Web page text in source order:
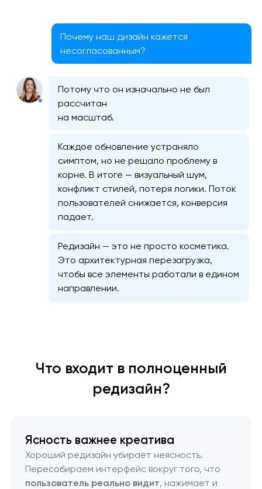
Почему наш дизайн кажется
несогласованным?
Потому что он изначально не был
рассчитан
на масштаб.
Каждое обновление устраняло
симптом, но не решало проблему в
корне. В итоге — визуальный шум,
конфликт стилей, потеря логики. Поток
пользователей снижается, конверсия
падает.
Редизайн — это не просто косметика.
Это архитектурная перезагрузка,
чтобы все элементы работали в едином
направлении.
Что входит в полноценный
редизайн?
Ясность важнее креатива
Хороший редизайн убирает неясность.
Пересобираем интерфейс вокруг того, что
пользователь реально видит, нажимает и